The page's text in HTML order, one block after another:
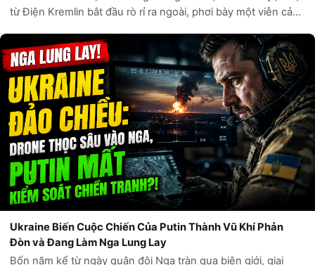
từ Điện Kremlin bắt đầu rò rỉ ra ngoài, phơi bày một viễn cảnh
Tây từng đư...
Ukraine Biến Cuộc Chiến Của Putin Thành Vũ Khí Phản
Đòn và Đang Làm Nga Lung Lay
Bốn năm kể từ ngày quân đội Nga tràn qua biên giới, giai